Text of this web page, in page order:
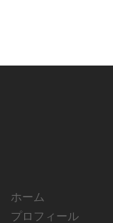
ホーム
プロフィール